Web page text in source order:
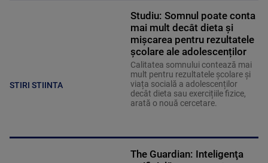
STIRI STIINTA
Studiu: Somnul poate conta
mai mult decât dieta și
mișcarea pentru rezultatele
școlare ale adolescenților
Calitatea somnului contează mai
mult pentru rezultatele școlare și
viața socială a adolescenților
decât dieta sau exercițiile fizice,
arată o nouă cercetare.
The Guardian: Inteligenţa